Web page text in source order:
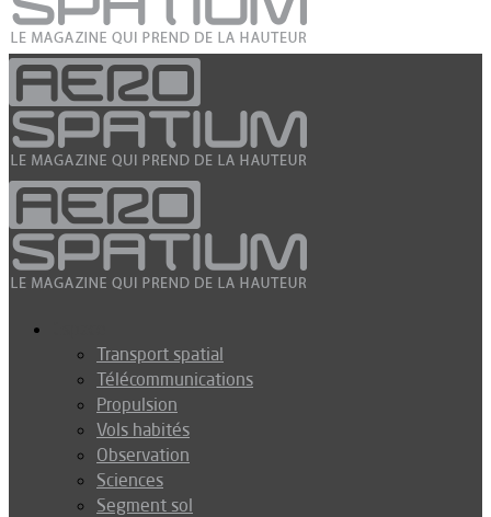
Transport spatial
Télécommunications
Propulsion
Vols habités
Observation
Sciences
Segment sol